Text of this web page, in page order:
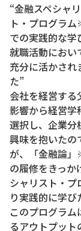
“金融スペシャ
ト・プログラ
での実践的な学
就職活動におい
充分に活かされ
た”
会社を経営する
影響から経営学
選択し、企業分
興味を抱いたの
が、「金融論
の履修をきっか
シャリスト・
り実践的に学び
このプログラ
るアウトプット